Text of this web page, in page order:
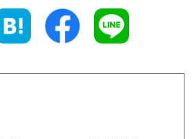
910円 長野県
静岡県